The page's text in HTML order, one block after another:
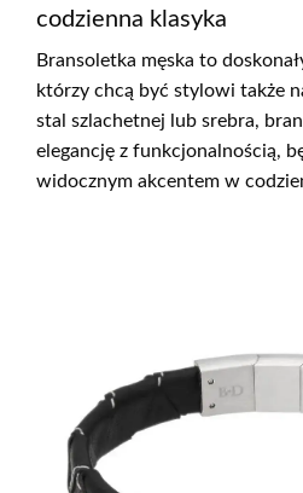
codzienna klasyka
Bransoletka męska to
którzy chcą być stylowi także
stal szlachetnej lub srebra,
elegancję z funkcjonalnością,
widocznym akcentem w